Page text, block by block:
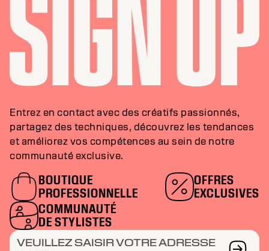
Entrez en contact avec des créatifs passionnés,
partagez des techniques, découvrez les tendances
et améliorez vos compétences au sein de notre
communauté exclusive.
BOUTIQUE
PROFESSIONNELLE
OFFRES
EXCLUSIVES
COMMUNAUTÉ
DE STYLISTES
VEUILLEZ SAISIR VOTRE ADRESSE